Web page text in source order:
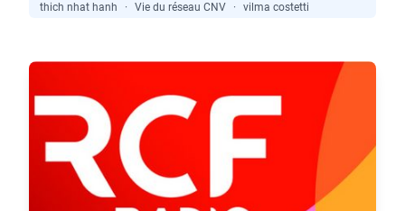
thich nhat hanh
· Vie du réseau CNV · vilma costetti